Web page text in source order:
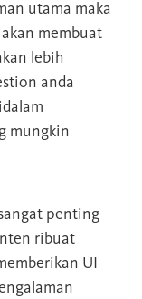
utama maka
membuat
lebih
anda
mungkin
penting
ribuat
UI